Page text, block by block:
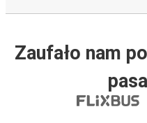
Zaufało nam